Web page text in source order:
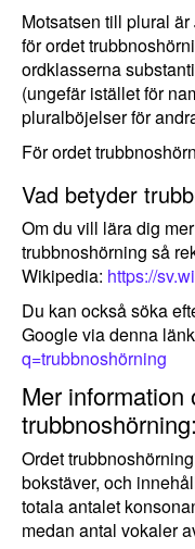
Motsatsen till plural är
för ordet
ordklasserna
(ungefär istället för
pluralböjelser för
För ordet
Vad betyder
Om du vill lära dig
trubbnoshörning så
Wikipedia: https://
Du kan också söka
Google via denna
q=trubbnoshörning
Mer information
trubbnoshörning:
Ordet
bokstäver, och
totala antalet
medan antal vokaler